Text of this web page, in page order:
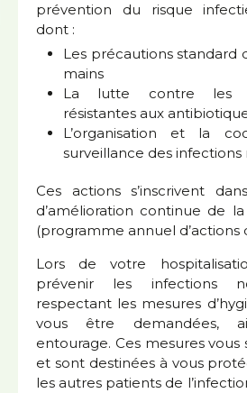
prévention du risque
dont :
Les précautions standard
mains
La lutte contre les
résistantes aux
L’organisation et la
surveillance des infections
Ces actions s’inscrivent
d’amélioration continue de
(programme annuel d’actions
Lors de votre
prévenir les infections
respectant les mesures
vous être demandées,
entourage. Ces mesures
et sont destinées à vous
les autres patients de